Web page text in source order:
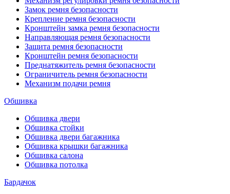
Замок ремня безопасности
Крепление ремня безопасности
Кронштейн замка ремня безопасности
Направляющая ремня безопасности
Защита ремня безопасности
Кронштейн ремня безопасности
Преднатяжитель ремня безопасности
Ограничитель ремня безопасности
Механизм подачи ремня
Обшивка
Обшивка двери
Обшивка стойки
Обшивка двери багажника
Обшивка крышки багажника
Обшивка салона
Обшивка потолка
Бардачок